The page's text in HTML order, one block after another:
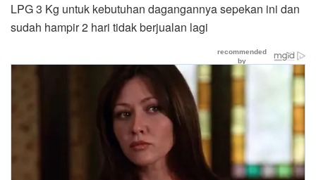
LPG 3 Kg untuk kebutuhan dagangannya sepekan ini dan
sudah hampir 2 hari tidak berjualan lagi